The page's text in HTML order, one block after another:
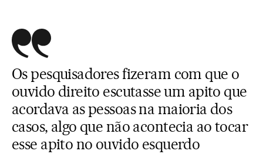
Os pesquisadores fizeram com que o
ouvido direito escutasse um apito que
acordava as pessoas na maioria dos
casos, algo que não acontecia ao tocar
esse apito no ouvido esquerdo